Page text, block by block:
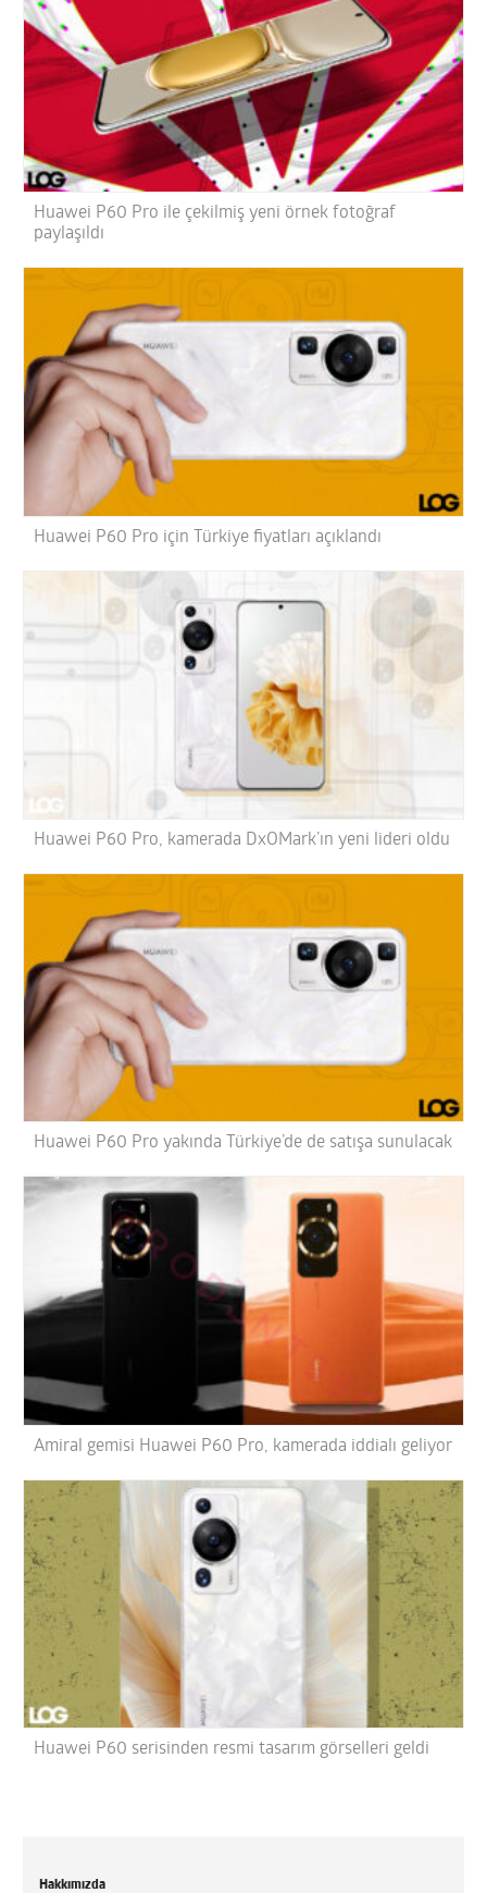
Huawei P60 Pro ile çekilmiş yeni örnek fotoğraf
paylaşıldı
Huawei P60 Pro için Türkiye fiyatları açıklandı
Huawei P60 Pro, kamerada DxOMark’ın yeni lideri oldu
Huawei P60 Pro yakında Türkiye’de de satışa sunulacak
Amiral gemisi Huawei P60 Pro, kamerada iddialı geliyor
Huawei P60 serisinden resmi tasarım görselleri geldi
Hakkımızda